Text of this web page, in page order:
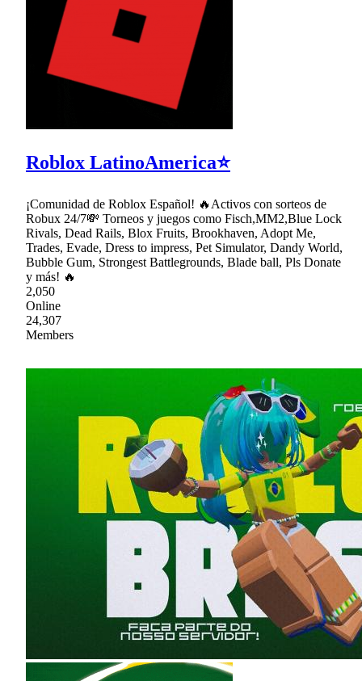
Roblox LatinoAmerica⭐
¡Comunidad de Roblox Español! 🔥Activos con sorteos de
Robux 24/7💸 Torneos y juegos como Fisch,MM2,Blue Lock
Rivals, Dead Rails, Blox Fruits, Brookhaven, Adopt Me,
Trades, Evade, Dress to impress, Pet Simulator, Dandy World,
Bubble Gum, Strongest Battlegrounds, Blade ball, Pls Donate
y más! 🔥
2,050
Online
24,307
Members